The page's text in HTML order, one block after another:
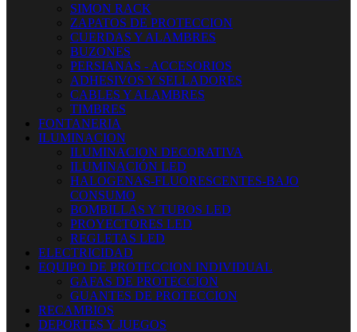
SIMON RACK
ZAPATOS DE PROTECCION
CUERDAS Y ALAMBRES
BUZONES
PERSIANAS - ACCESORIOS
ADHESIVOS Y SELLADORES
CABLES Y ALAMBRES
TIMBRES
FONTANERIA
ILUMINACION
ILUMINACION DECORATIVA
ILUMINACIÓN LED
HALOGENAS-FLUORESCENTES-BAJO
CONSUMO
BOMBILLAS Y TUBOS LED
PROYECTORES LED
REGLETAS LED
ELECTRICIDAD
EQUIPO DE PROTECCION INDIVIDUAL
GAFAS DE PROTECCION
GUANTES DE PROTECCION
RECAMBIOS
DEPORTES Y JUEGOS